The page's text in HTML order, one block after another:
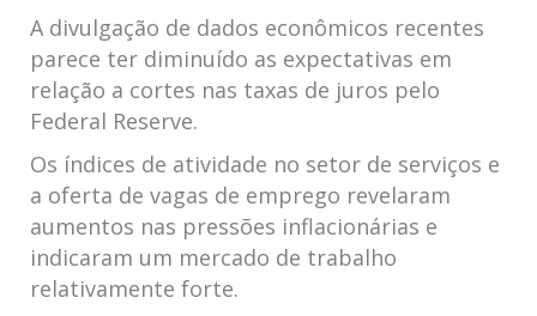
A divulgação de dados econômicos recentes ​
parece ter diminuído as expectativas em
relação a cortes nas taxas de juros pelo
Federal​ Reserve.
Os índices de atividade no setor de serviços e
a oferta de vagas de emprego revelaram
aumentos ‍nas pressões inflacionárias e
indicaram um⁤ mercado de trabalho
relativamente forte.